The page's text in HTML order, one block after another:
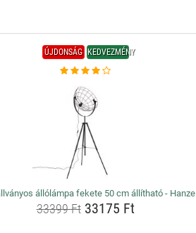
ÚJDONSÁG KEDVEZMÉNY
állólámpa fekete 50 cm állítható - Hanze
33399 Ft33175 Ft